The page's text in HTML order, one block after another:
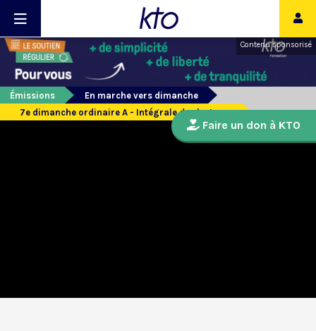
Contenu sponsorisé
Émissions
En marche vers dimanche
7e dimanche ordinaire A - Intégrale des lectures
Faire un don à KTO